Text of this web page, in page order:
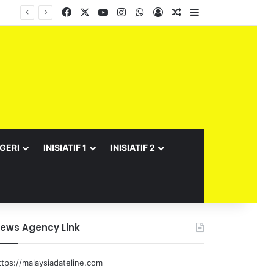
Facebook YouTubeInstagramWhatsApp
Log InRandom Article
INISIATIF 1 INISIATIF 2
Agency Link
malaysiadateline.com